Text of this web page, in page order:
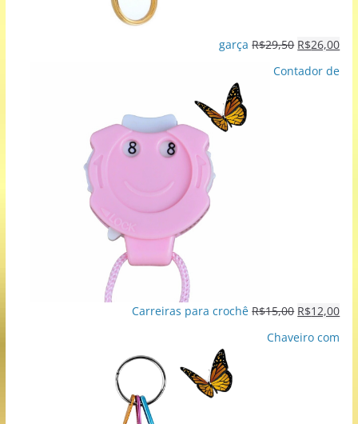
garça R$29,50 R$26,00
Contador de
Carreiras para crochê R$15,00 R$12,00
Chaveiro com